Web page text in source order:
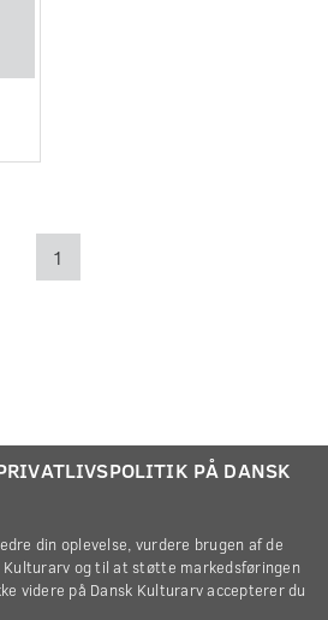
1
PÅ DANSK
din oplevelse, vurdere brugen af de
og til at støtte markedsføringen
videre på Dansk Kulturarv accepterer du